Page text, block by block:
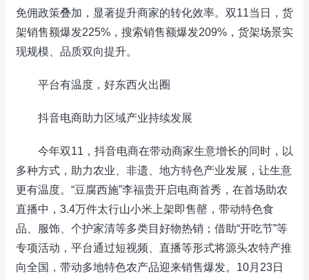
免佣政策叠加，显著提升商家的转化效率。双11当日，货
架销售额爆发225%，搜索销售额爆发209%，货架场景实
现规模、品质双向提升。
平台有温度，好东西火出圈
抖音电商助力区域产业持续发展
今年双11，抖音电商在带动商家生意增长的同时，以
多种方式，助力农业、非遗、地方特色产业发展，让生意
更有温度。“豆腐西施”李福贵开启电商首秀，在首场助农
直播中，3.4万件太行山小米上架即售罄，带动特色食
品、服饰、个护家清等多类目好物热销；借助“开吃节”等
专项活动，平台通过短视频、直播等形式将源头农特产推
向全国，带动多地特色农产品迎来销售爆发。10月23日